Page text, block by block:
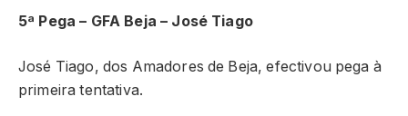
5ª Pega – GFA Beja – José Tiago
José Tiago, dos Amadores de Beja, efectivou pega à
primeira tentativa.